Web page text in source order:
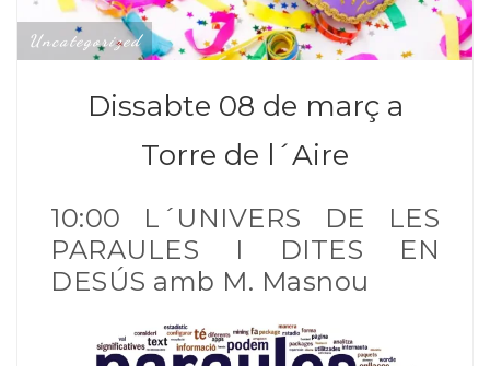
Uncategorized
Dissabte 08 de març a
Torre de l´Aire
10:00 L´UNIVERS DE LES
PARAULES I DITES EN
DESÚS amb M. Masnou